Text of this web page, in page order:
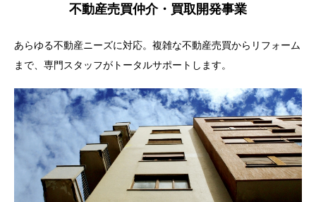
不動産売買仲介・買取開発事業
あらゆる不動産ニーズに対応。複雑な不動産売買からリフォーム
まで、専門スタッフがトータルサポートします。